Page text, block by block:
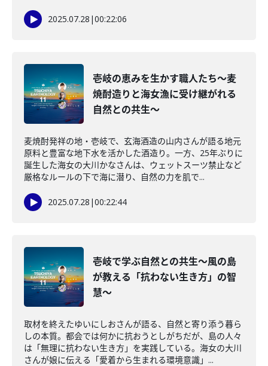
2025.07.28 |00:22:06
壱岐の恵みを生かす職人たち～麦
焼酎造りと海女漁に受け継がれる
自然との共生～
麦焼酎発祥の地・壱岐で、玄海酒造の山内さんが語る地元
原料と豊富な地下水を活かした酒造り。一方、25年ぶりに
誕生した海女の大川かなさんは、ウェットスーツ禁止など
厳格なルールの下で海に潜り、自然の力を肌で...
2025.07.28 |00:22:44
壱岐で学ぶ自然との共生～風の島
が教える「抗わない生き方」の智
慧～
取材を終えたゆいにしおさんが語る、自然と寄り添う暮ら
しの本質。都会では何かに抗おうとしがちだが、島の人々
は「無理に抗わない生き方」を実践している。海女の大川
さんが娘に伝える「愛着から生まれる環境意識」...